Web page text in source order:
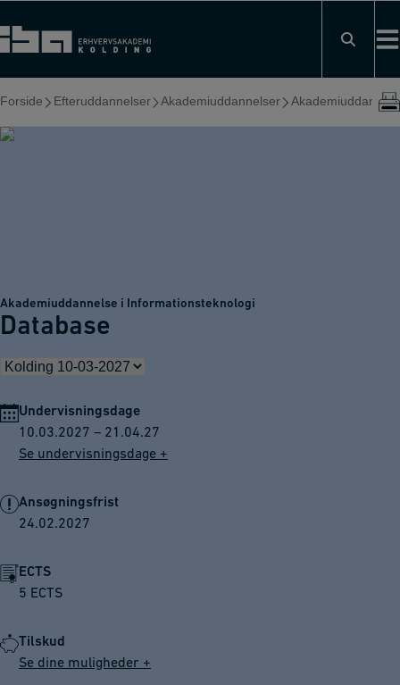
til
indholdet
Forside Efteruddannelser Akademiuddannelser
Akademiuddannelse i Informationsteknologi
Database
Undervisningsdage
10.03.2027 – 21.04.27
Se undervisningsdage +
Ansøgningsfrist
24.02.2027
ECTS
5 ECTS
Tilskud
Se dine muligheder +